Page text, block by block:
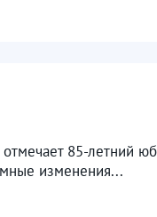
85-летний
изменения...